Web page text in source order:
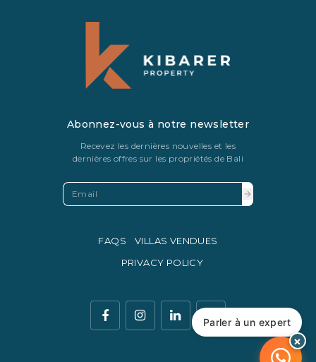
Abonnez-vous à notre newsletter
Recevez les dernières nouvelles et les
dernières offres sur les propriétés de Bali
FAQS
VILLAS VENDUES
PRIVACY POLICY
Parler à un expert
×